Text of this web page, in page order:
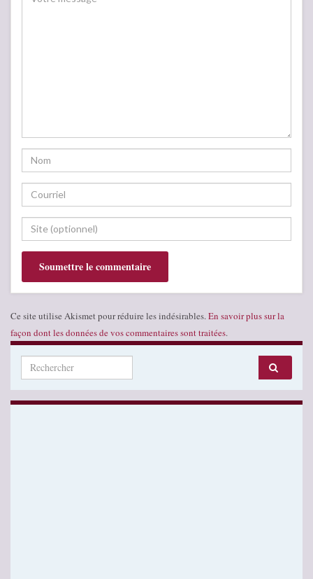
Ce site utilise Akismet pour réduire les indésirables. En savoir plus sur la
façon dont les données de vos commentaires sont traitées.
Search for: